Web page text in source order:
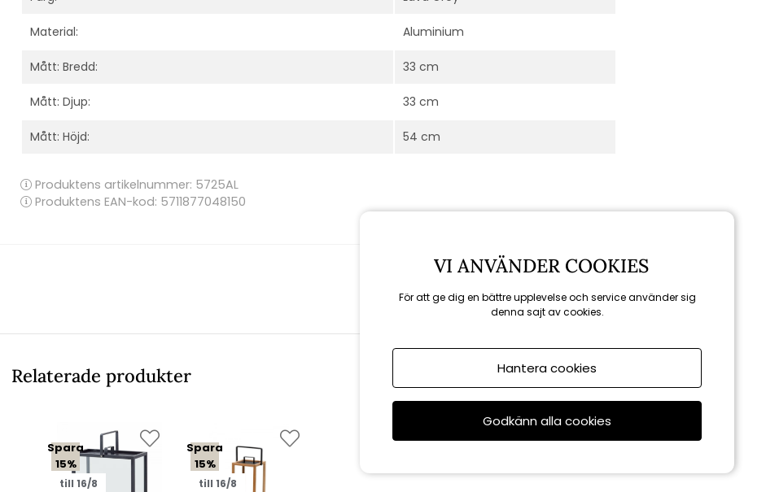
Material: Aluminium
Mått: Bredd: 33 cm
Mått: Djup: 33 cm
Mått: Höjd: 54 cm
Produktens artikelnummer: 5725AL
Produktens EAN-kod: 5711877048150
Relaterade produkter
Spara
15%
till 16/8
Spara
15%
till 16/8
VI ANVÄNDER COOKIES
För att ge dig en bättre upplevelse och service använder sig
denna sajt av cookies.
Hantera cookies
Godkänn alla cookies